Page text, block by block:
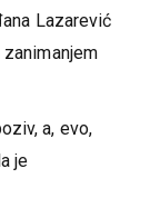
Lazarević
a, evo,
je